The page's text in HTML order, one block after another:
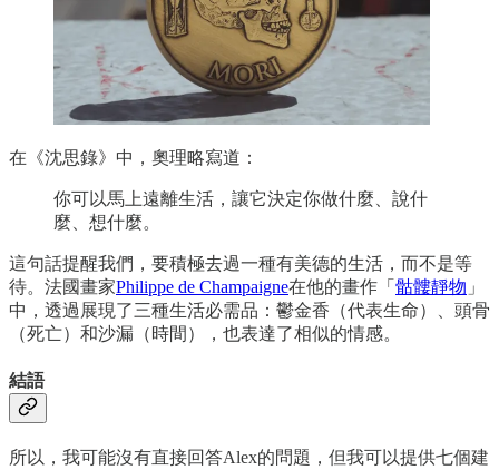
在《沈思錄》中，奧理略寫道：
你可以馬上遠離生活，讓它決定你做什麼、說什
麼、想什麼。
這句話提醒我們，要積極去過一種有美德的生活，而不是等
待。法國畫家Philippe de Champaigne在他的畫作「 骷髏靜物 」
中，透過展現了三種生活必需品：鬱金香（代表生命）、頭骨
（死亡）和沙漏（時間），也表達了相似的情感。
結語
所以，我可能沒有直接回答Alex的問題，但我可以提供七個建